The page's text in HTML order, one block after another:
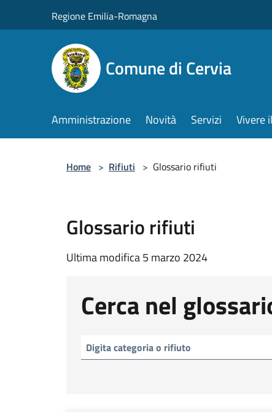
Regione Emilia-Romagna
Comune di Cervia
Amministrazione Novità Servizi Vivere
Home > Rifiuti > Glossario rifiuti
Glossario rifiuti
Ultima modifica 5 marzo 2024
Cerca nel